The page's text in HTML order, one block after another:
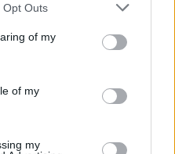
uses one or more Google
behaviour. You may click to
and its third-party tags to
purposes in below Google
Opt Outs
of my
of my
my
autópálya mellett kivágott
ismerőse keresheti